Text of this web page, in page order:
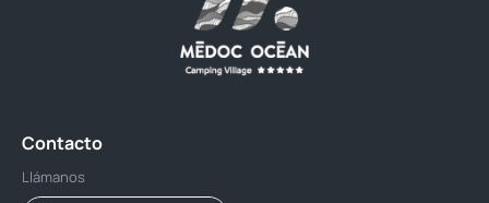
Contacto
Llámanos